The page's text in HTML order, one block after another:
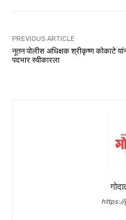
PREVIOUS ARTICLE
नूतन पोलीस अधिक्षक श्रीकृष्ण कोकाटे
पदभार स्वीकारला
https://